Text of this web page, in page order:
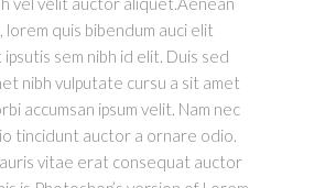
lorem quis bibendum auci elit
sem nibh id elit. Duis sed
nibh vulputate cursu a sit amet
accumsan ipsum velit. Nam nec
tincidunt auctor a ornare odio.
vitae erat consequat auctor